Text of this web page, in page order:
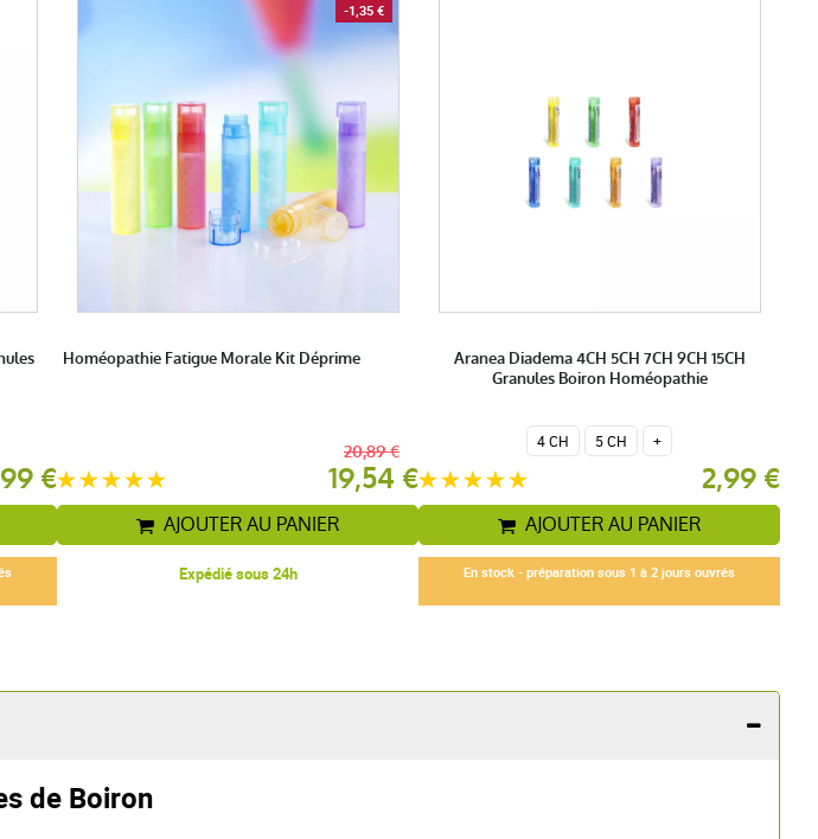
€
-1,35 €
Homéopathie Fatigue Morale Kit Déprime
19,54 €
20,89 €
AJOUTER AU PANIER
Expédié sous 24h
Aranea Diadema 4CH 5CH 7CH 9CH 15CH
Granules Boiron Homéopathie
4 CH 5 CH +
2,99 €
AJOUTER AU PANIER
En stock - préparation sous 1 à 2 jours ouvrés
de Boiron